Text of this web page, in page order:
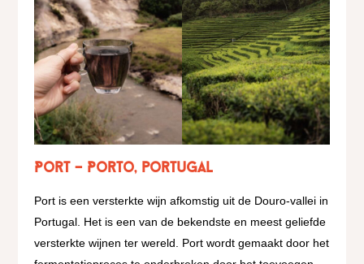
Port – Porto, portugal
Port is een versterkte wijn afkomstig uit de Douro-vallei in
Portugal. Het is een van de bekendste en meest geliefde
versterkte wijnen ter wereld. Port wordt gemaakt door het